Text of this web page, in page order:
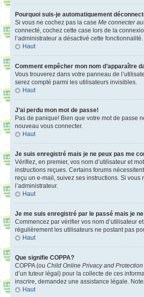
Pourquoi suis-je automatiquement
Si vous ne cochez pas la case Me connecter
connecté, cochez cette case lors de la
l’administrateur a désactivé cette fonctionnalité.
Haut
Comment empêcher mon nom d’apparaître
Vous trouverez dans votre panneau de
serez compté parmi les utilisateurs invisibles.
Haut
J’ai perdu mon mot de passe!
Pas de panique! Bien que votre mot de passe
nouveau vous connecter.
Haut
Je suis enregistré mais je ne peux pas me
Vérifiez, en premier, vos nom d’utilisateur et
instructions reçues. Certains forums
reçu un e-mail, suivez ses instructions. Si vous
l’administrateur.
Haut
Je me suis enregistré par le passé mais je
Commencez par vérifier vos nom d’utilisateur
régulièrement les utilisateurs ne postant pas
Haut
Que signifie COPPA?
COPPA (ou Child Online Privacy and Protection
d’un tuteur légal) pour la collecte de ces
inscrire, demandez une assistance légale.
Haut